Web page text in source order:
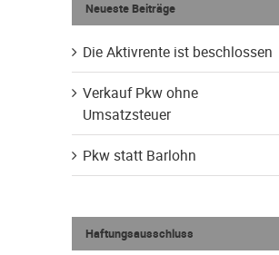
Neueste Beiträge
Die Aktivrente ist beschlossen
Verkauf Pkw ohne
Umsatzsteuer
Pkw statt Barlohn
Haftungsausschluss